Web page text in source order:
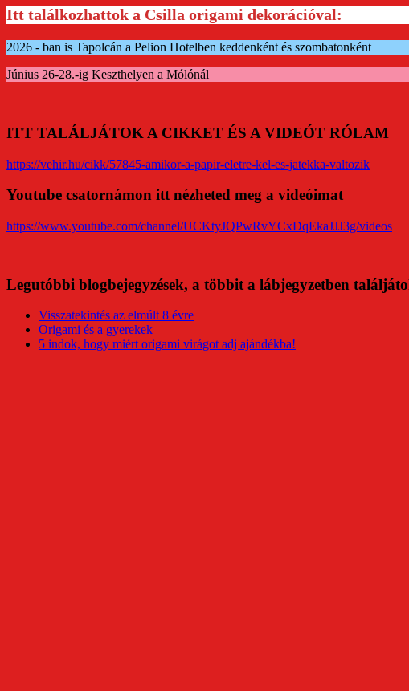
Itt találkozhattok a Csilla origami dekorációval:
2026 - ban is Tapolcán a Pelion Hotelben keddenként és szombatonként
Június 26-28.-ig Keszthelyen a Mólónál
ITT TALÁLJÁTOK A CIKKET ÉS A VIDEÓT RÓLAM
https://vehir.hu/cikk/57845-amikor-a-papir-eletre-kel-es-jatekka-valtozik
Youtube csatornámon itt nézheted meg a videóimat
https://www.youtube.com/channel/UCKtyJQPwRvYCxDqEkaJJJ3g/videos
Legutóbbi blogbejegyzések, a többit a lábjegyzetben
Visszatekintés az elmúlt 8 évre
Origami és a gyerekek
5 indok, hogy miért origami virágot adj ajándékba!